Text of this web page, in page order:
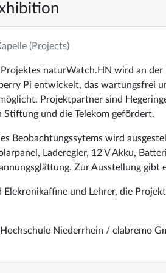
(Projects)
Projektes naturWatch.HN wird an
Pi entwickelt, das wartungsfrei
Projektpartner sind
Stiftung und die Telekom gefördert.
Beobachtungssytems wird
Laderegler, 12 V Akku,
Zur Ausstellung gibt
Elekronikaffine und Lehrer, die
Niederrhein / clabremo